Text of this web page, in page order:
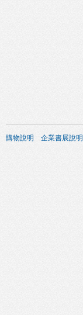
購物說明 企業書展說明